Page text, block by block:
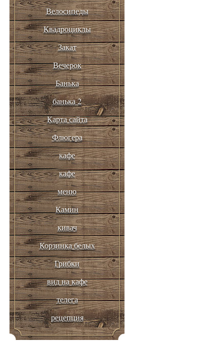
Велосипеды
Квадроциклы
Закат
Вечерок
Банька
банька 2
Карта сайта
Флюгера
кафе
кафе
меню
Камин
кивач
Корзинка белых
Грибки
вид на кафе
телега
рецепция